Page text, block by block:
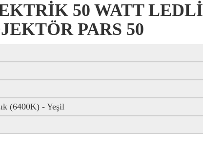
50 WATT LEDLİ
PARS 50
(6400K) - Yeşil